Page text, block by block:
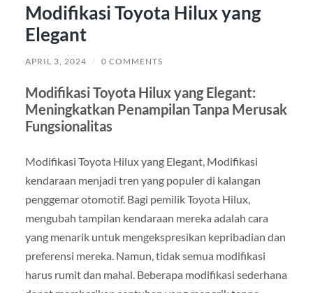
Modifikasi Toyota Hilux yang
Elegant
APRIL 3, 2024 / 0 COMMENTS
Modifikasi Toyota Hilux yang Elegant:
Meningkatkan Penampilan Tanpa Merusak
Fungsionalitas
Modifikasi Toyota Hilux yang Elegant, Modifikasi
kendaraan menjadi tren yang populer di kalangan
penggemar otomotif. Bagi pemilik Toyota Hilux,
mengubah tampilan kendaraan mereka adalah cara
yang menarik untuk mengekspresikan kepribadian dan
preferensi mereka. Namun, tidak semua modifikasi
harus rumit dan mahal. Beberapa modifikasi sederhana